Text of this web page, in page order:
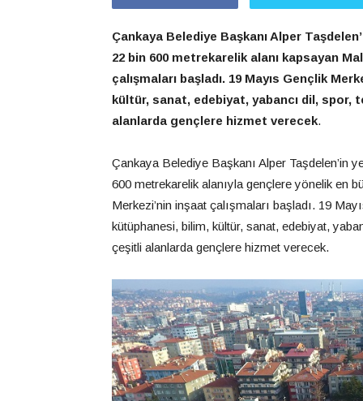
Çankaya Belediye Başkanı Alper
22 bin 600 metrekarelik alanı kapsayan
çalışmaları başladı. 19 Mayıs Gençlik
kültür, sanat, edebiyat, yabancı dil,
alanlarda gençlere hizmet verecek.
Çankaya Belediye Başkanı Alper Taşdelen’in
600 metrekarelik alanıyla gençlere yönelik en
Merkezi’nin inşaat çalışmaları başladı. 19
kütüphanesi, bilim, kültür, sanat, edebiyat,
çeşitli alanlarda gençlere hizmet verecek.